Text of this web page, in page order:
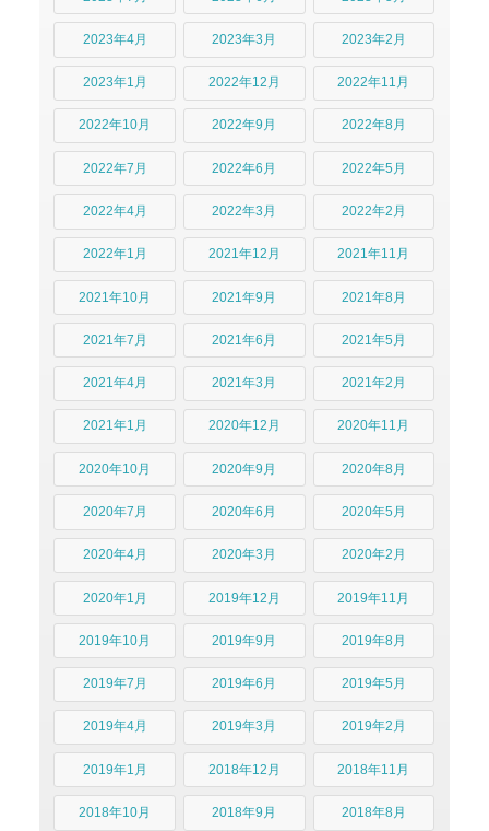
2023年4月 2023年3月 2023年2月
2023年1月 2022年12月 2022年11月
2022年10月 2022年9月 2022年8月
2022年7月 2022年6月 2022年5月
2022年4月 2022年3月 2022年2月
2022年1月 2021年12月 2021年11月
2021年10月 2021年9月 2021年8月
2021年7月 2021年6月 2021年5月
2021年4月 2021年3月 2021年2月
2021年1月 2020年12月 2020年11月
2020年10月 2020年9月 2020年8月
2020年7月 2020年6月 2020年5月
2020年4月 2020年3月 2020年2月
2020年1月 2019年12月 2019年11月
2019年10月 2019年9月 2019年8月
2019年7月 2019年6月 2019年5月
2019年4月 2019年3月 2019年2月
2019年1月 2018年12月 2018年11月
2018年10月 2018年9月 2018年8月